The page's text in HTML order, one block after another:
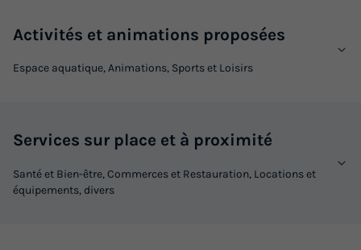
Activités et animations proposées
Espace aquatique, Animations, Sports et Loisirs
Services sur place et à proximité
Santé et Bien-être, Commerces et Restauration, Locations et
équipements, divers